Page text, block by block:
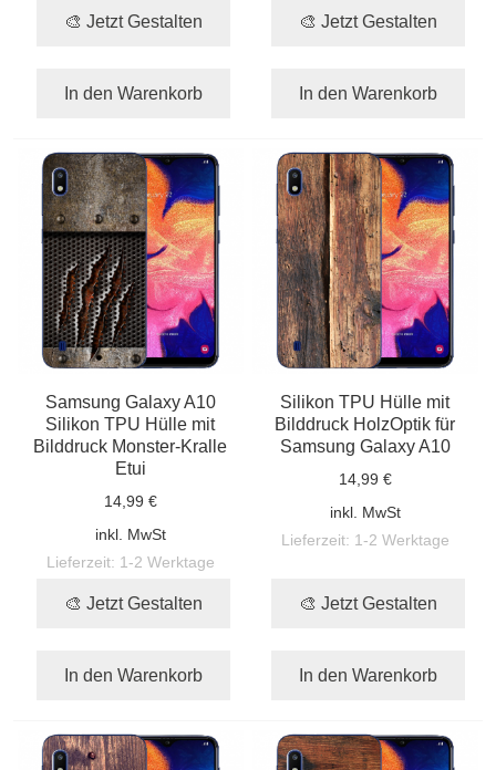
🎨 Jetzt Gestalten
In den Warenkorb
🎨 Jetzt Gestalten
In den Warenkorb
Samsung Galaxy A10
Silikon TPU Hülle mit
Bilddruck Monster-Kralle
Etui
14,99 €
inkl. MwSt
Lieferzeit: 1-2 Werktage
🎨 Jetzt Gestalten
In den Warenkorb
Silikon TPU Hülle mit
Bilddruck HolzOptik für
Samsung Galaxy A10
14,99 €
inkl. MwSt
Lieferzeit: 1-2 Werktage
🎨 Jetzt Gestalten
In den Warenkorb